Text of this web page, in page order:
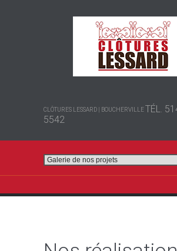
CLÔTURES LESSARD | BOUCHERVILLETÉL.
5542